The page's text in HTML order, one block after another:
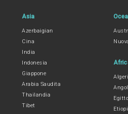
Asia
Azerbaigian
Cina
India
Indonesia
Giappone
Arabia Saudita
Thailandia
Tibet
Egitto